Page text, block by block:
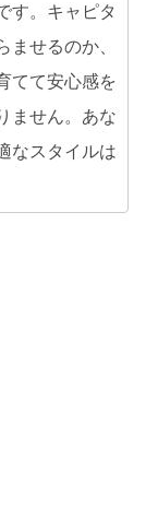
す。キャピタ
ませるのか、
てて安心感を
ません。あな
なスタイルは